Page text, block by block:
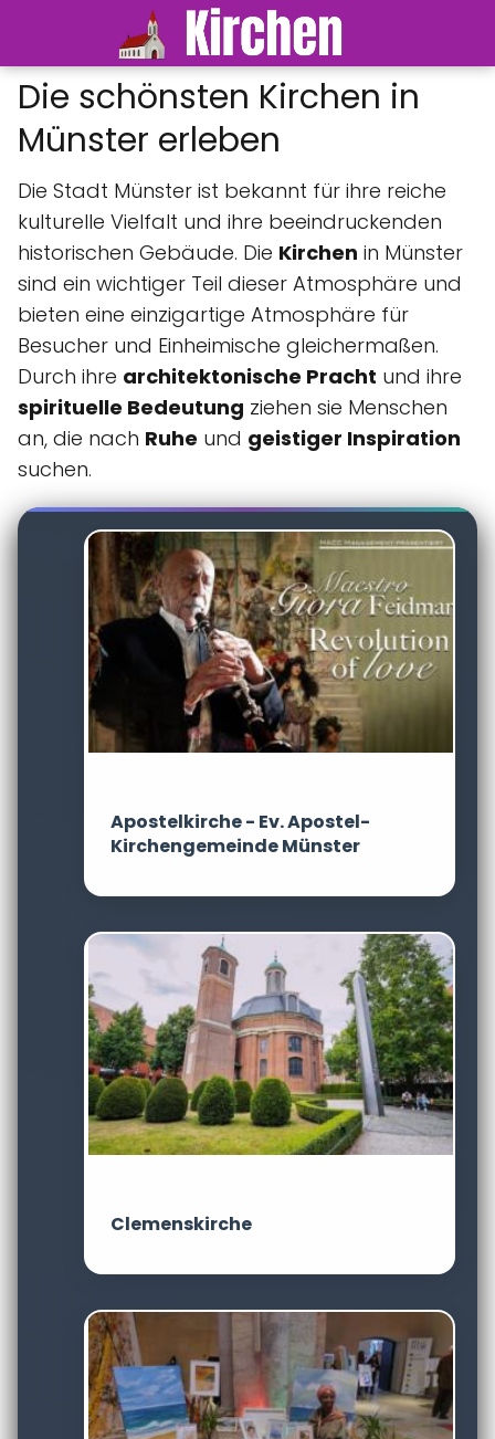
Die schönsten Kirchen in
Münster erleben
Die Stadt Münster ist bekannt für ihre reiche
kulturelle Vielfalt und ihre beeindruckenden
historischen Gebäude. Die Kirchen in Münster
sind ein wichtiger Teil dieser Atmosphäre und
bieten eine einzigartige Atmosphäre für
Besucher und Einheimische gleichermaßen.
Durch ihre architektonische Pracht und ihre
spirituelle Bedeutung ziehen sie Menschen
an, die nach Ruhe und geistiger Inspiration
suchen.
Apostelkirche - Ev. Apostel-
Kirchengemeinde Münster
Clemenskirche